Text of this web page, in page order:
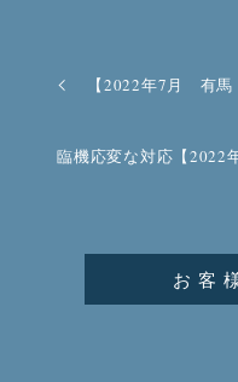
【2022年7月 有馬
臨機応変な対応【2022
お客